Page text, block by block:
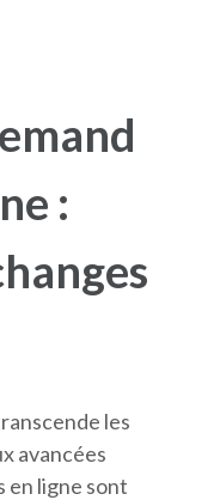
:
les
avancées
en ligne sont